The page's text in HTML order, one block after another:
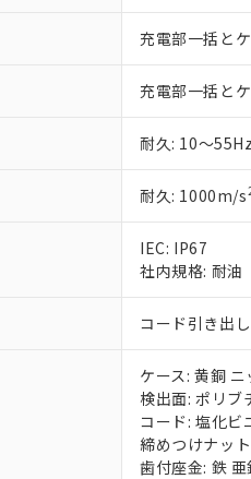
充電部一括と
充電部一括と
耐久: 10～
耐久: 1000m/s
IEC: IP67
社内規格: 耐油
コード引き出
ケース: 黄銅
検出面: ポリブ
コード: 塩化ビ
締めつけナッ
歯付座金: 鉄
EU
51
※
ま
り